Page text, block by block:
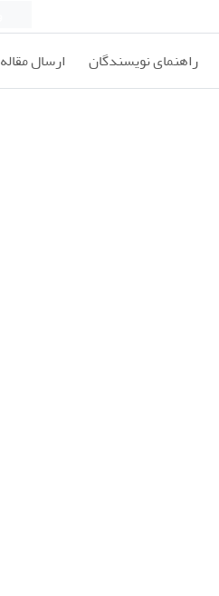
راهنمای نویسندگان ارسال مقاله